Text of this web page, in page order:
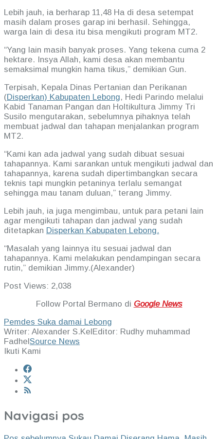
Lebih jauh, ia berharap 11,48 Ha di desa setempat
masih dalam proses garap ini berhasil. Sehingga,
warga lain di desa itu bisa mengikuti program MT2.
“Yang lain masih banyak proses. Yang tekena cuma 2
hektare. Insya Allah, kami desa akan membantu
semaksimal mungkin hama tikus,” demikian Gun.
Terpisah, Kepala Dinas Pertanian dan Perikanan
(Disperkan) Kabupaten Lebong, Hedi Parindo melalui
Kabid Tanaman Pangan dan Holtikultura Jimmy Tri
Susilo mengutarakan, sebelumnya pihaknya telah
membuat jadwal dan tahapan menjalankan program
MT2.
“Kami kan ada jadwal yang sudah dibuat sesuai
tahapannya. Kami sarankan untuk mengikuti jadwal dan
tahapannya, karena sudah dipertimbangkan secara
teknis tapi mungkin petaninya terlalu semangat
sehingga mau tanam duluan,” terang Jimmy.
Lebih jauh, ia juga mengimbau, untuk para petani lain
agar mengikuti tahapan dan jadwal yang sudah
ditetapkan Disperkan Kabupaten Lebong.
“Masalah yang lainnya itu sesuai jadwal dan
tahapannya. Kami melakukan pendampingan secara
rutin,” demikian Jimmy.(Alexander)
Post Views: 2,038
Follow Portal Bermano di Google News
Pemdes Suka damai Lebong
Writer: Alexander S.KelEditor: Rudhy muhammad
FadhelSource News
Ikuti Kami
Navigasi pos